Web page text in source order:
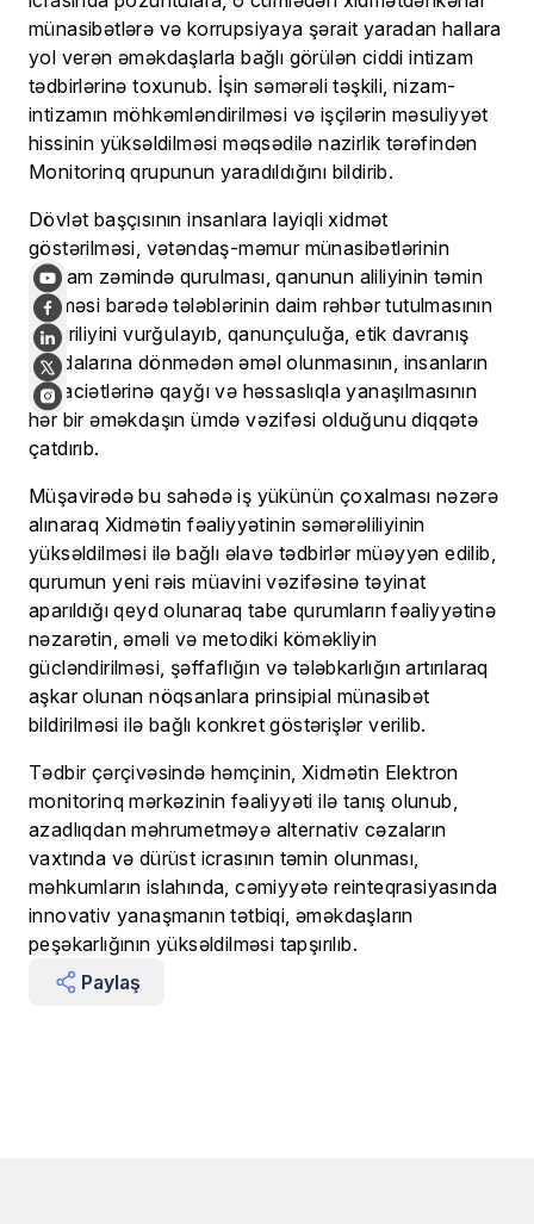
münasibətlərə və korrupsiyaya şərait yaradan hallara
yol verən əməkdaşlarla bağlı görülən ciddi intizam
tədbirlərinə toxunub. İşin səmərəli təşkili, nizam-
intizamın möhkəmləndirilməsi və işçilərin məsuliyyət
hissinin yüksəldilməsi məqsədilə nazirlik tərəfindən
Monitorinq qrupunun yaradıldığını bildirib.
Dövlət başçısının insanlara layiqli xidmət
göstərilməsi, vətəndaş-məmur münasibətlərinin
sağlam zəmində qurulması, qanunun aliliyinin təmin
edilməsi barədə tələblərinin daim rəhbər tutulmasının
zəruriliyini vurğulayıb, qanunçuluğa, etik davranış
qaydalarına dönmədən əməl olunmasının, insanların
müraciətlərinə qayğı və həssaslıqla yanaşılmasının
hər bir əməkdaşın ümdə vəzifəsi olduğunu diqqətə
çatdırıb.
Müşavirədə bu sahədə iş yükünün çoxalması nəzərə
alınaraq Xidmətin fəaliyyətinin səmərəliliyinin
yüksəldilməsi ilə bağlı əlavə tədbirlər müəyyən edilib,
qurumun yeni rəis müavini vəzifəsinə təyinat
aparıldığı qeyd olunaraq tabe qurumların fəaliyyətinə
nəzarətin, əməli və metodiki köməkliyin
gücləndirilməsi, şəffaflığın və tələbkarlığın artırılaraq
aşkar olunan nöqsanlara prinsipial münasibət
bildirilməsi ilə bağlı konkret göstərişlər verilib.
Tədbir çərçivəsində həmçinin, Xidmətin Elektron
monitorinq mərkəzinin fəaliyyəti ilə tanış olunub,
azadlıqdan məhrumetməyə alternativ cəzaların
vaxtında və dürüst icrasının təmin olunması,
məhkumların islahında, cəmiyyətə reinteqrasiyasında
innovativ yanaşmanın tətbiqi, əməkdaşların
peşəkarlığının yüksəldilməsi tapşırılıb.
Paylaş